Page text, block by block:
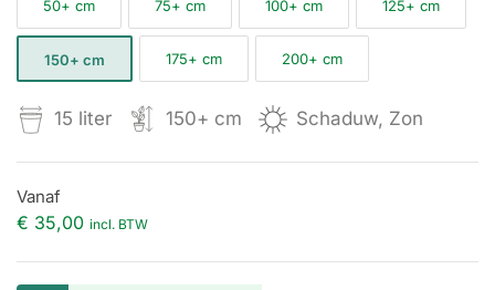
50+ cm 75+ cm 100+ cm 125+ cm
150+ cm 175+ cm 200+ cm
15 liter 150+ cm Schaduw, Zon
Vanaf
€ 35,00 incl. BTW